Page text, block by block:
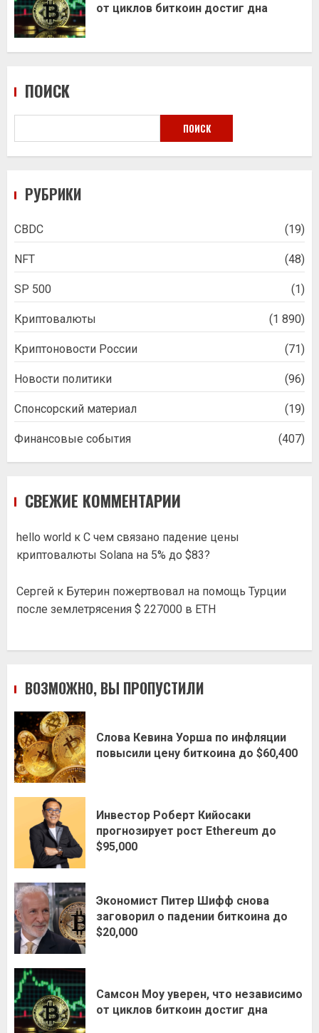
от циклов биткоин достиг дна
ПОИСК
ПОИСК
РУБРИКИ
CBDC (19)
NFT (48)
SP 500 (1)
Криптовалюты (1 890)
Криптоновости России (71)
Новости политики (96)
Спонсорский материал (19)
Финансовые события (407)
СВЕЖИЕ КОММЕНТАРИИ
hello world к С чем связано падение цены
криптовалюты Solana на 5% до $83?
Сергей к Бутерин пожертвовал на помощь Турции
после землетрясения $ 227000 в ETH
ВОЗМОЖНО, ВЫ ПРОПУСТИЛИ
Слова Кевина Уорша по инфляции
повысили цену биткоина до $60,400
Инвестор Роберт Кийосаки
прогнозирует рост Ethereum до
$95,000
Экономист Питер Шифф снова
заговорил о падении биткоина до
$20,000
Самсон Моу уверен, что независимо
от циклов биткоин достиг дна